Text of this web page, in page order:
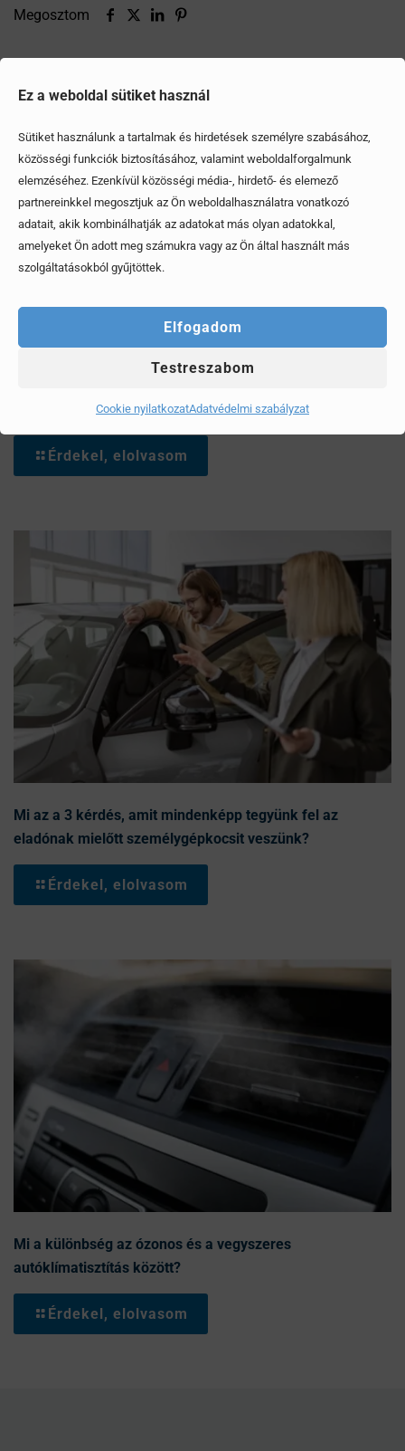
Ez a weboldal sütiket használ
Sütiket használunk a tartalmak és hirdetések személyre szabásához,
közösségi funkciók biztosításához, valamint weboldalforgalmunk
elemzéséhez. Ezenkívül közösségi média-, hirdető- és elemező
partnereinkkel megosztjuk az Ön weboldalhasználatra vonatkozó
adatait, akik kombinálhatják az adatokat más olyan adatokkal,
amelyeket Ön adott meg számukra vagy az Ön által használt más
szolgáltatásokból gyűjtöttek.
Elfogadom
Testreszabom
Cookie nyilatkozatAdatvédelmi szabályzat
Megosztom
Ezek is érdekelhetik
Mítoszok, amiktől mi is csak fogjuk a fejünket
Érdekel, elolvasom
Mi az a 3 kérdés, amit mindenképp tegyünk fel az
eladónak mielőtt személygépkocsit veszünk?
Érdekel, elolvasom
Mi a különbség az ózonos és a vegyszeres
autóklímatisztítás között?
Érdekel, elolvasom